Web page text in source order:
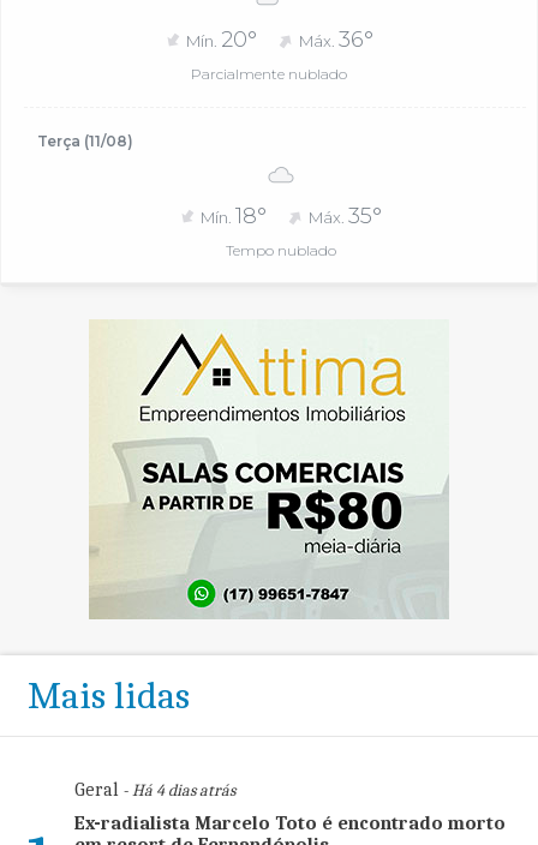
Mín. 20° Máx. 36°
Parcialmente nublado
Terça (11/08)
Mín. 18° Máx.35°
Tempo nublado
Mais lidas
Geral- Há 4 dias atrás
Ex-radialista Marcelo Toto é encontrado morto